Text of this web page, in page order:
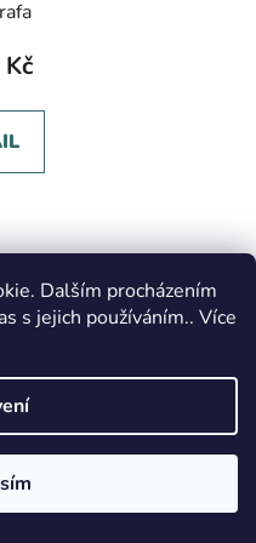
Dalším procházením
s jejich používáním.. Více